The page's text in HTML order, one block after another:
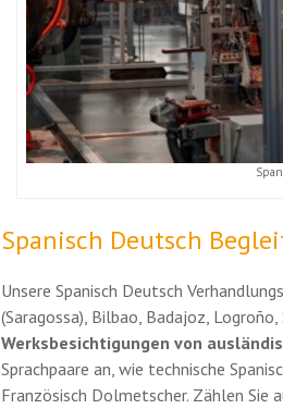
Spanisch Deutsch
Unsere Spanisch Deutsch
(Saragossa), Bilbao, Badajoz,
Werksbesichtigungen von
Sprachpaare an, wie technische
Französisch Dolmetscher. Zählen Sie